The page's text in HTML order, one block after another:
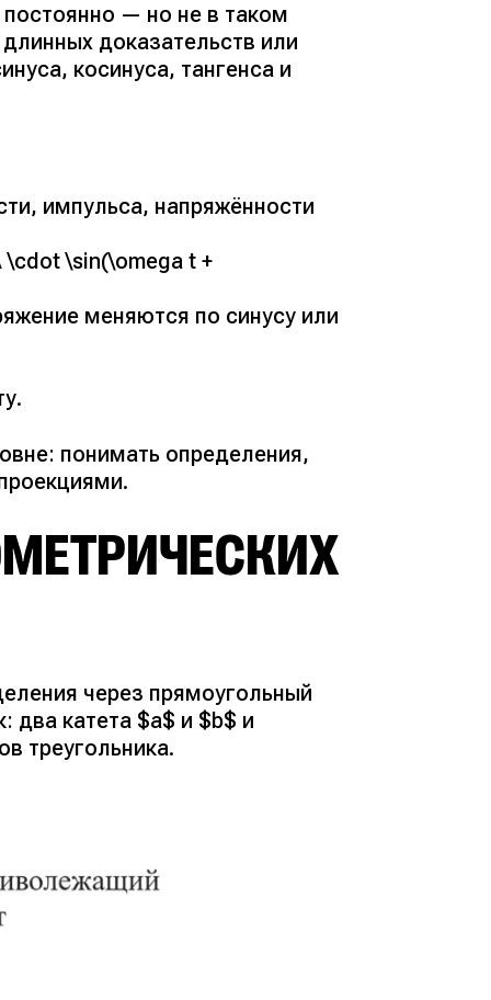
— но не в таком
доказательств или
косинуса, тангенса и
импульса, напряжённости
\cdot \sin(\omega t +
меняются по синусу или
понимать определения,
через прямоугольный
два катета $a$ и $b$ и
треугольника.